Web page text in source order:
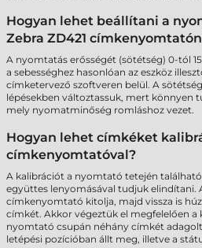
Hogyan lehet beállítani a
Zebra ZD421
A nyomtatás erősségét (sötétség) 0-tól
a sebességhez hasonlóan az eszköz
címketervező szoftveren belül. A
lépésekben változtassuk, mert könnyen
mely nyomatminőség romláshoz vezet.
Hogyan lehet címkéket
címkenyomtatóval?
A kalibrációt a nyomtató tetején
együttes lenyomásával tudjuk elindítani.
címkenyomtató kitolja, majd vissza is
címkét. Akkor végeztük el megfelelően a
nyomtató csupán néhány címkét
letépési pozícióban állt meg, illetve a